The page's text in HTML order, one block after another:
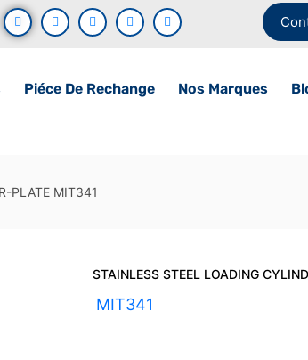
Piéce De Rechange Nos Marques
PLATE MIT341
STAINLESS STEEL LOADING
MIT341